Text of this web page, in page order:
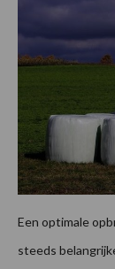
Een optimale
steeds